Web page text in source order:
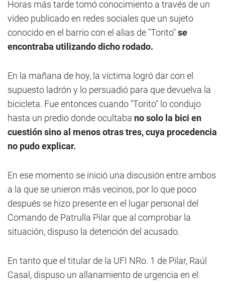
Horas más tarde tomó conocimiento a través de un
video publicado en redes sociales que un sujeto
conocido en el barrio con el alias de "Torito"se
encontraba utilizando dicho rodado.
En la mañana de hoy, la víctima logró dar con el
supuesto ladrón y lo persuadió para que devuelva la
bicicleta. Fue entonces cuando "Torito" lo condujo
hasta un predio donde ocultaba no solo la bici en
cuestión sino al menos otras tres, cuya procedencia
no pudo explicar.
En ese momento se inició una discusión entre ambos
a la que se unieron más vecinos, por lo que poco
después se hizo presente en el lugar personal del
Comando de Patrulla Pilar que al comprobar la
situación, dispuso la detención del acusado.
En tanto que el titular de la UFI NRo. 1 de Pilar, Raúl
Casal, dispuso un allanamiento de urgencia en el